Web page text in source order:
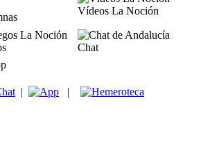
Vídeos La Noción
Chat
| |